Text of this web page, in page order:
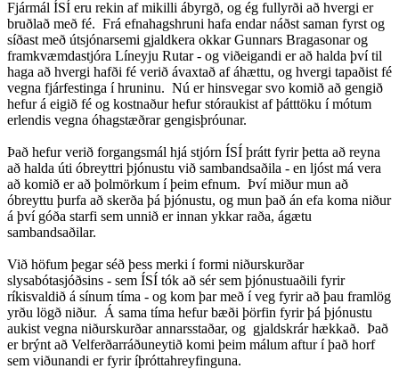
Fjármál ÍSÍ eru rekin af mikilli ábyrgð, og ég fullyrði að hvergi er
bruðlað með fé. Frá efnahagshruni hafa endar náðst saman fyrst og
síðast með útsjónarsemi gjaldkera okkar Gunnars Bragasonar og
framkvæmdastjóra Líneyju Rutar - og viðeigandi er að halda því til
haga að hvergi hafði fé verið ávaxtað af áhættu, og hvergi tapaðist fé
vegna fjárfestinga í hruninu. Nú er hinsvegar svo komið að gengið
hefur á eigið fé og kostnaður hefur stóraukist af þátttöku í mótum
erlendis vegna óhagstæðrar gengisþróunar.
Það hefur verið forgangsmál hjá stjórn ÍSÍ þrátt fyrir þetta að reyna
að halda úti óbreyttri þjónustu við sambandsaðila - en ljóst má vera
að komið er að þolmörkum í þeim efnum. Því miður mun að
óbreyttu þurfa að skerða þá þjónustu, og mun það án efa koma niður
á því góða starfi sem unnið er innan ykkar raða, ágætu
sambandsaðilar.
Við höfum þegar séð þess merki í formi niðurskurðar
slysabótasjóðsins - sem ÍSÍ tók að sér sem þjónustuaðili fyrir
ríkisvaldið á sínum tíma - og kom þar með í veg fyrir að þau framlög
yrðu lögð niður. Á sama tíma hefur bæði þörfin fyrir þá þjónustu
aukist vegna niðurskurðar annarsstaðar, og gjaldskrár hækkað. Það
er brýnt að Velferðarráðuneytið komi þeim málum aftur í það horf
sem viðunandi er fyrir íþróttahreyfinguna.